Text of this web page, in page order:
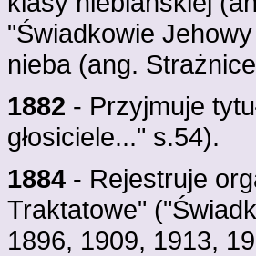
"Świadkowie
nieba (ang.
1882 - Przyjmuje
głosiciele..." s.54).
1884 - Rejestruje
Traktatowe"
1896, 1909, 1913,